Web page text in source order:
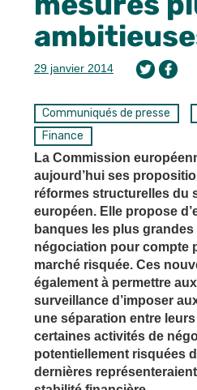
29 janvier 2014
Communiqués de presse
Finance
La Commission
aujourd’hui ses
réformes structurelles du
européen. Elle propose
banques les plus
négociation pour compte
marché risquée. Ces
également à permettre
surveillance d’imposer
une séparation entre
certaines activités de
potentiellement risquées
dernières